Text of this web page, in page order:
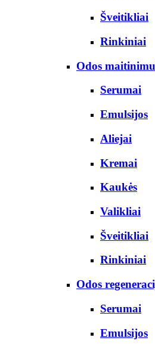
Šveitikliai
Rinkiniai
Odos
Serumai
Emulsijos
Aliejai
Kremai
Kaukės
Valikliai
Šveitikliai
Rinkiniai
Odos
Serumai
Emulsijos